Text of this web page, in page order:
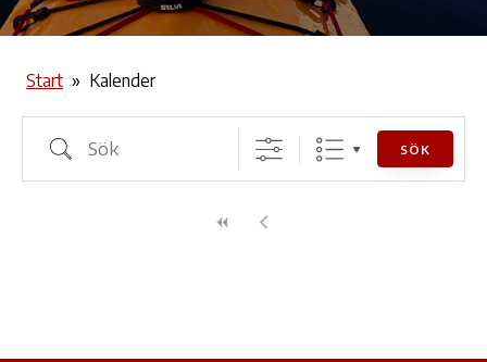
Start » Kalender
Sök SÖK